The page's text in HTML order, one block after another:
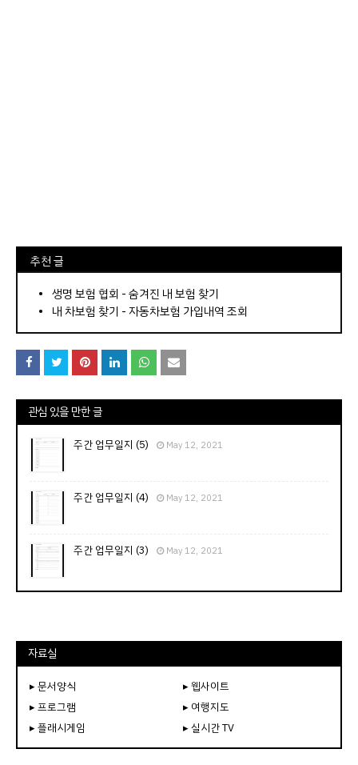
⠀추천 글
⠀­­­­­­­­؜؜؜؜­­­­­­­­؜؜؜؜• 생명 보험 협회 - 숨겨진 내 보험 찾기
내 차보험 찾기 - 자동차보험 가입내역 조회
관심 있을 만한 글
주간 업무일지 (5) May 12, 2021
주간 업무일지 (4) May 12, 2021
주간 업무일지 (3) May 12, 2021
자료실
▸ 문서양식
▸ 웹사이트
▸ 프로그램
▸ 여행지도
▸ 플래시게임
▸ 실시간 TV